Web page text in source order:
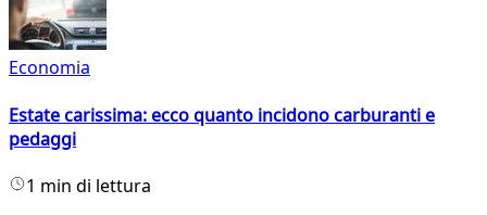
Economia
Estate carissima: ecco quanto incidono carburanti e
pedaggi
1 min di lettura